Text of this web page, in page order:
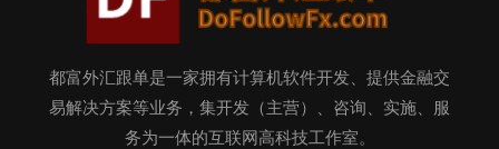
都富外汇跟单是一家拥有计算机软件开发、提供金融交
易解决方案等业务，集开发（主营）、咨询、实施、服
务为一体的互联网高科技工作室。